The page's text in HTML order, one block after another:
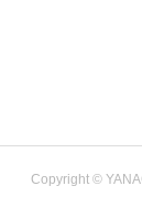
Copyright ©︎